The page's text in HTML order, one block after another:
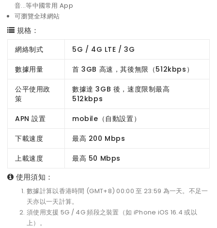
音...等中國常用 App
可瀏覽全球網站
規格：
網絡制式 5G / 4G LTE / 3G
數據用量 首 3GB 高速，其後無限（512kbps）
公平使用政
策
數據達 3GB 後，速度限制最高
512kbps
APN 設置 mobile（自動設置）
下載速度 最高 200 Mbps
上載速度 最高 50 Mbps
使用須知：
數據計算以香港時間 (GMT+8) 00:00 至 23:59 為一天。不足一
天亦以一天計算。
須使用支援 5G / 4G 頻段之裝置（如 iPhone iOS 16.4 或以
上）。